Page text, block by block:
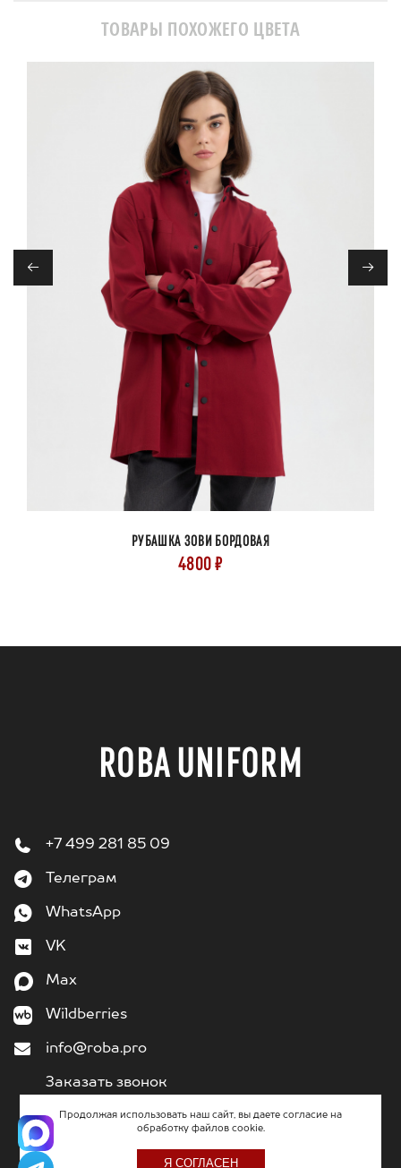
ТОВАРЫ ПОХОЖЕГО ЦВЕТА
←
РУБАШКА ЗОВИ БОРДОВАЯ
4800 ₽
→
ROBA UNIFORM
+7 499 281 85 09
Телеграм
WhatsApp
VK
Max
Wildberries
info@roba.pro
Заказать звонок
2011– 2026
«Кибермеханика» - разработка и поддержка сайтов
Продолжая использовать наш сайт, вы даете согласие на
обработку файлов cookie.
Я СОГЛАСЕН